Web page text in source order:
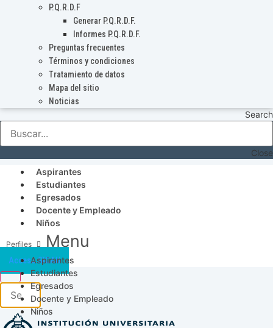
P.Q.R.D.F
Generar P.Q.R.D.F.
Informes P.Q.R.D.F.
Preguntas frecuentes
Términos y condiciones
Tratamiento de datos
Mapa del sitio
Noticias
Search
Close
Aspirantes
Estudiantes
Egresados
Docente y Empleado
Niños
Menu
Aspirantes
Estudiantes
Egresados
Docente y Empleado
Niños
Acceso SICAU